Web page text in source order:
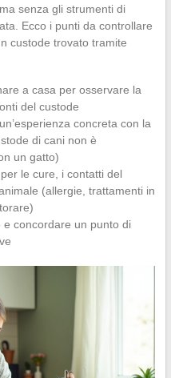
senza gli strumenti di
Ecco i punti da controllare
custode trovato tramite
a casa per osservare la
del custode
concreta con la
di cani non è
un gatto)
le cure, i contatti del
(allergie, trattamenti in
concordare un punto di